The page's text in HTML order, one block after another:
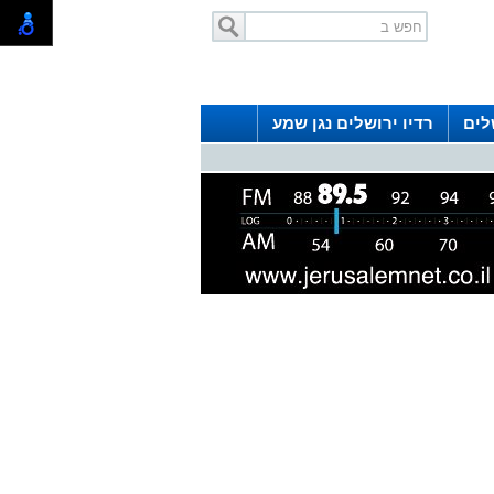
רדיו ירושלים נגן שמע